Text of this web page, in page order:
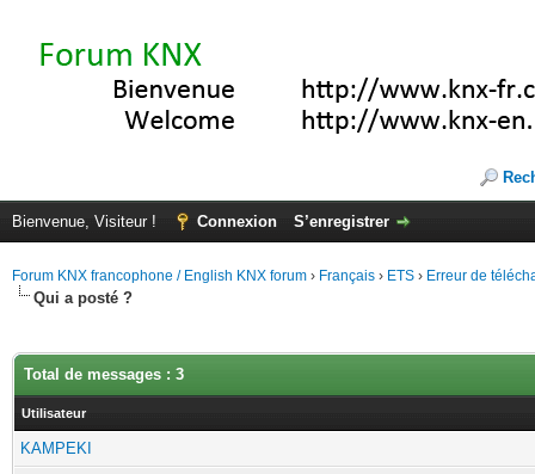
Bienvenue, Visiteur ! Connexion S’enregistrer
Forum KNX francophone / English KNX forum › Français › ETS › Erreur de
Qui a posté ?
Total de messages : 3
Utilisateur
KAMPEKI